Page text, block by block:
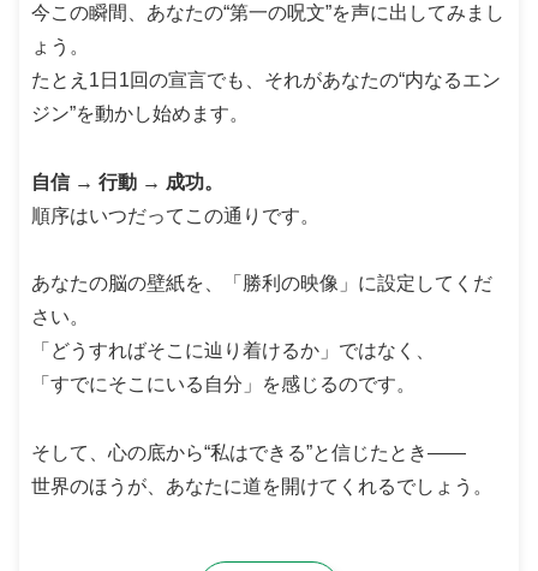
今この瞬間、あなたの“第一の呪文”を声に出してみまし
ょう。
たとえ1日1回の宣言でも、それがあなたの“内なるエン
ジン”を動かし始めます。
自信 → 行動 → 成功。
順序はいつだってこの通りです。
あなたの脳の壁紙を、「勝利の映像」に設定してくだ
さい。
「どうすればそこに辿り着けるか」ではなく、
「すでにそこにいる自分」を感じるのです。
そして、心の底から“私はできる”と信じたとき――
世界のほうが、あなたに道を開けてくれるでしょう。